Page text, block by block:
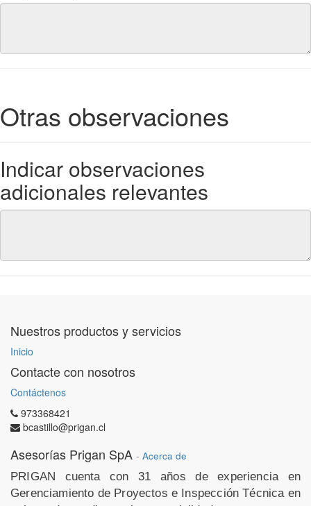
Otras observaciones
Indicar observaciones
adicionales relevantes
Nuestros productos y servicios
Inicio
Contacte con nosotros
Contáctenos
973368421
bcastillo@prigan.cl
Asesorías Prigan SpA - Acerca de
PRIGAN cuenta con 31 años de experiencia en
Gerenciamiento de Proyectos e Inspección Técnica en